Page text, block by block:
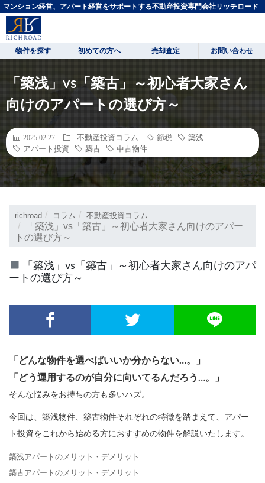
マンション経営、アパート経営をサポートする不動産投資専門会社リッチロード
物件を探す 初めての方へ 売却査定 お問い合わせ
「築浅」vs「築古」～初心者大家さん
向けのアパートの選び方～
2025.02.27 不動産投資コラム 節税
築浅
アパート投資
築古 中古物件
richroad コラム 不動産投資コラム
「築浅」vs「築古」～初心者大家さん向けのアパー
トの選び方～
「築浅」vs「築古」～初心者大家さん向けのアパ
ートの選び方～
「どんな物件を選べばいいか分からない…。」
「どう運用するのが自分に向いてるんだろう…。」
そんな悩みをお持ちの方も多いハズ。
今回は、築浅物件、築古物件それぞれの特徴を踏まえて、アパー
ト投資をこれから始める方におすすめの物件を解説いたします。
築浅アパートのメリット・デメリット
築古アパートのメリット・デメリット